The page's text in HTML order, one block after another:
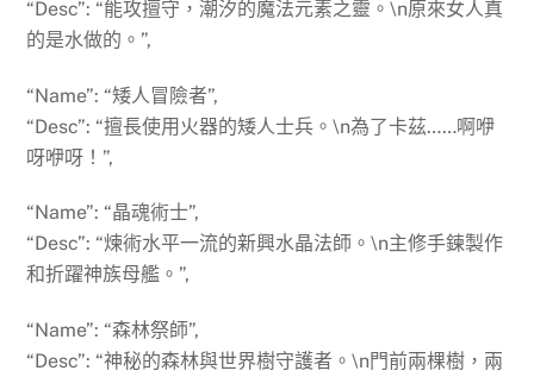
“Desc”: “能攻擅守，潮汐的魔法元素之靈。\n原來女人真
的是水做的。”,
“Name”: “矮人冒險者”,
“Desc”: “擅長使用火器的矮人士兵。\n為了卡茲……啊咿
呀咿呀！”,
“Name”: “晶魂術士”,
“Desc”: “煉術水平一流的新興水晶法師。\n主修手鍊製作
和折躍神族母艦。”,
“Name”: “森林祭師”,
“Desc”: “神秘的森林與世界樹守護者。\n門前兩棵樹，兩